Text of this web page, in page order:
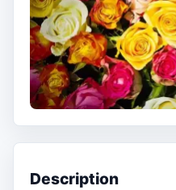
Description